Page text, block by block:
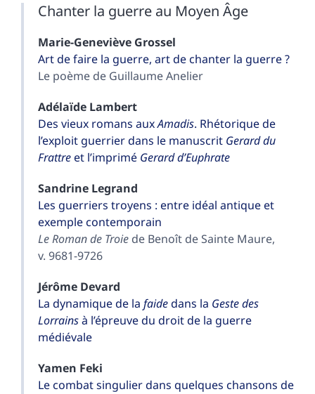
Chanter la guerre au Moyen Âge
Marie-Geneviève Grossel
Art de faire la guerre, art de chanter la guerre ?
Le poème de Guillaume Anelier
Adélaïde Lambert
Des vieux romans auxAmadis. Rhétorique de
l’exploit guerrier dans le manuscrit Gerard du
Frattre et l’imprimé Gerard d’Euphrate
Sandrine Legrand
Les guerriers troyens : entre idéal antique et
exemple contemporain
Le Roman de Troie de Benoît de Sainte Maure,
v. 9681-9726
Jérôme Devard
La dynamique de la faidedans la Geste des
Lorrainsà l’épreuve du droit de la guerre
médiévale
Yamen Feki
Le combat singulier dans quelques chansons de